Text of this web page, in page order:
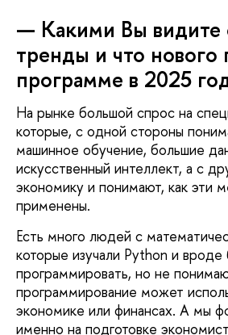
— Какими Вы видите
тренды и что нового
программе в 2025
На рынке большой спрос на
которые, с одной стороны
машинное обучение, большие
искусственный интеллект, а с
экономику и понимают, как эти
применены.
Есть много людей с
которые изучали Python и
программировать, но не
программирование может
экономике или финансах. А мы
именно на подготовке